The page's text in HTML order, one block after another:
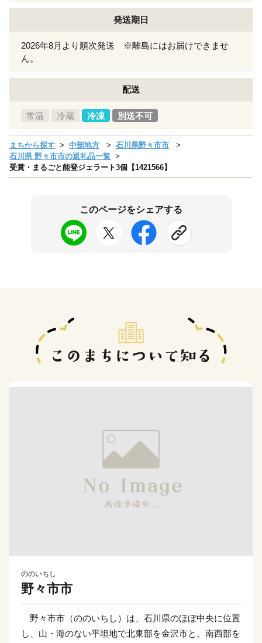
発送期日
2026年8月より順次発送 ※離島にはお届けできませ
ん。
配送
常温 冷蔵 冷凍 別送不可
まちから探す 中部地方
石川県野々市市
石川県 野々市市の返礼品一覧
受賞・まるごと能登ジェラート3個【1421566】
このページをシェアする
ののいちし
野々市市
野々市市（ののいちし）は、石川県のほぼ中央に位置
し、山・海のない平坦地で北東部を金沢市と、南西部を